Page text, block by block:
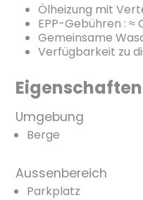
Ölheizung mit
EPP-Gebühren : ≈
Gemeinsame
Verfügbarkeit zu
Eigenschaften
Umgebung
Berge
Aussenbereich
Parkplatz